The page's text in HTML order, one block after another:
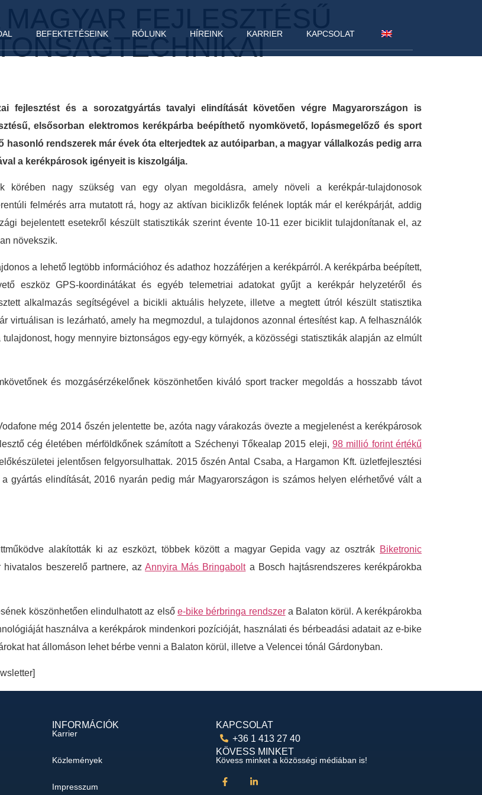
BEFEKTETÉSEINK RÓLUNK HÍREINK KARRIER KAPCSOLAT
FEJLESZTÉSŰ
fejlesztést és a sorozatgyártás tavalyi elindítását követően végre Magyarországon is
elsősorban elektromos kerékpárba beépíthető nyomkövető, lopásmegelőző és sport
hasonló rendszerek már évek óta elterjedtek az autóiparban, a magyar vállalkozás pedig arra
a kerékpárosok igényeit is kiszolgálja.
körében nagy szükség van egy olyan megoldásra, amely növeli a kerékpár-tulajdonosok
felmérés arra mutatott rá, hogy az aktívan biciklizők felének lopták már el kerékpárját, addig
bejelentett esetekről készült statisztikák szerint évente 10-11 ezer biciklit tulajdonítanak el, az
növekszik.
a lehető legtöbb információhoz és adathoz hozzáférjen a kerékpárról. A kerékpárba beépített,
eszköz GPS-koordinátákat és egyéb telemetriai adatokat gyűjt a kerékpár helyzetéről és
alkalmazás segítségével a bicikli aktuális helyzete, illetve a megtett útról készült statisztika
virtuálisan is lezárható, amely ha megmozdul, a tulajdonos azonnal értesítést kap. A felhasználók
hogy mennyire biztonságos egy-egy környék, a közösségi statisztikák alapján az elmúlt
és mozgásérzékelőnek köszönhetően kiváló sport tracker megoldás a hosszabb távot
még 2014 őszén jelentette be, azóta nagy várakozás övezte a megjelenést a kerékpárosok
cég életében mérföldkőnek számított a Széchenyi Tőkealap 2015 eleji, 98 millió forint értékű
jelentősen felgyorsulhattak. 2015 őszén Antal Csaba, a Hargamon Kft. üzletfejlesztési
gyártás elindítását, 2016 nyarán pedig már Magyarországon is számos helyen elérhetővé vált a
alakították ki az eszközt, többek között a magyar Gepida vagy az osztrák Biketronic
hivatalos beszerelő partnere, azAnnyira Más Bringabolta Bosch hajtásrendszeres kerékpárokba
köszönhetően elindulhatott az első e-bike bérbringa rendszera Balaton körül. A kerékpárokba
használva a kerékpárok mindenkori pozícióját, használati és bérbeadási adatait az e-bike
hat állomáson lehet bérbe venni a Balaton körül, illetve a Velencei tónál Gárdonyban.
INFORMÁCIÓK
Karrier
Közlemények
Impresszum
KAPCSOLAT
+36 1 413 27 40
KÖVESS MINKET
Kövess minket a közösségi médiában is!